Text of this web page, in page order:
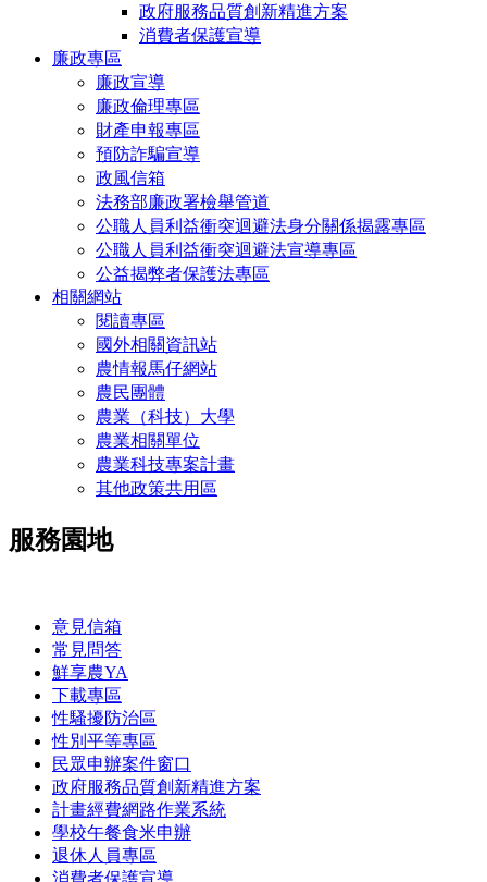
政府服務品質創新精進方案
消費者保護宣導
廉政專區
廉政宣導
廉政倫理專區
財產申報專區
預防詐騙宣導
政風信箱
法務部廉政署檢舉管道
公職人員利益衝突迴避法身分關係揭露專區
公職人員利益衝突迴避法宣導專區
公益揭弊者保護法專區
相關網站
閱讀專區
國外相關資訊站
農情報馬仔網站
農民團體
農業（科技）大學
農業相關單位
農業科技專案計畫
其他政策共用區
服務園地
意見信箱
常見問答
鮮享農YA
下載專區
性騷擾防治區
性別平等專區
民眾申辦案件窗口
政府服務品質創新精進方案
計畫經費網路作業系統
學校午餐食米申辦
退休人員專區
消費者保護宣導